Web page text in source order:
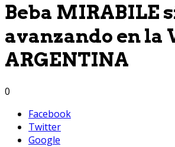
Beba MIRABILE
avanzando en la
ARGENTINA
0
Facebook
Twitter
Google